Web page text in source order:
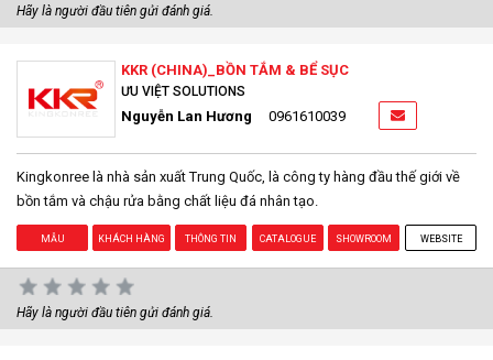
Hãy là người đầu tiên gửi đánh giá.
KKR (CHINA)_BỒN TẮM & BỂ SỤC
ƯU VIỆT SOLUTIONS
Nguyễn Lan Hương 0961610039
Kingkonree là nhà sản xuất Trung Quốc, là công ty hàng đầu thế giới về
bồn tắm và chậu rửa bằng chất liệu đá nhân tạo.
MẪU KHÁCH HÀNG THÔNG TIN CATALOGUE SHOWROOM WEBSITE
Hãy là người đầu tiên gửi đánh giá.